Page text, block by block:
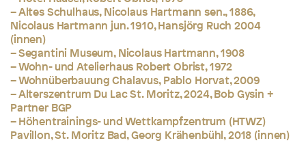
– Altes Schulhaus, Nicolaus Hartmann sen., 1886,
Nicolaus Hartmann jun. 1910, Hansjörg Ruch 2004
(innen)
– Segantini Museum, Nicolaus Hartmann, 1908
– Wohn- und Atelierhaus Robert Obrist, 1972
– Wohnüberbauung Chalavus, Pablo Horvat, 2009
– Alterszentrum Du Lac St. Moritz, 2024, Bob Gysin +
Partner BGP
– Höhentrainings- und Wettkampfzentrum (HTWZ)
Pavillon, St. Moritz Bad, Georg Krähenbühl, 2018 (innen)